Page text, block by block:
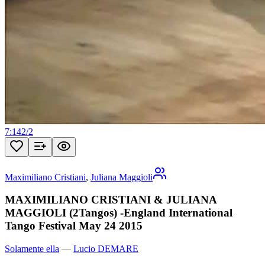
7:142/2
Maximiliano Cristiani, Juliana Maggioli
MAXIMILIANO CRISTIANI & JULIANA
MAGGIOLI (2Tangos) -England International
Tango Festival May 24 2015
Solamente ella — Lucio DEMARE